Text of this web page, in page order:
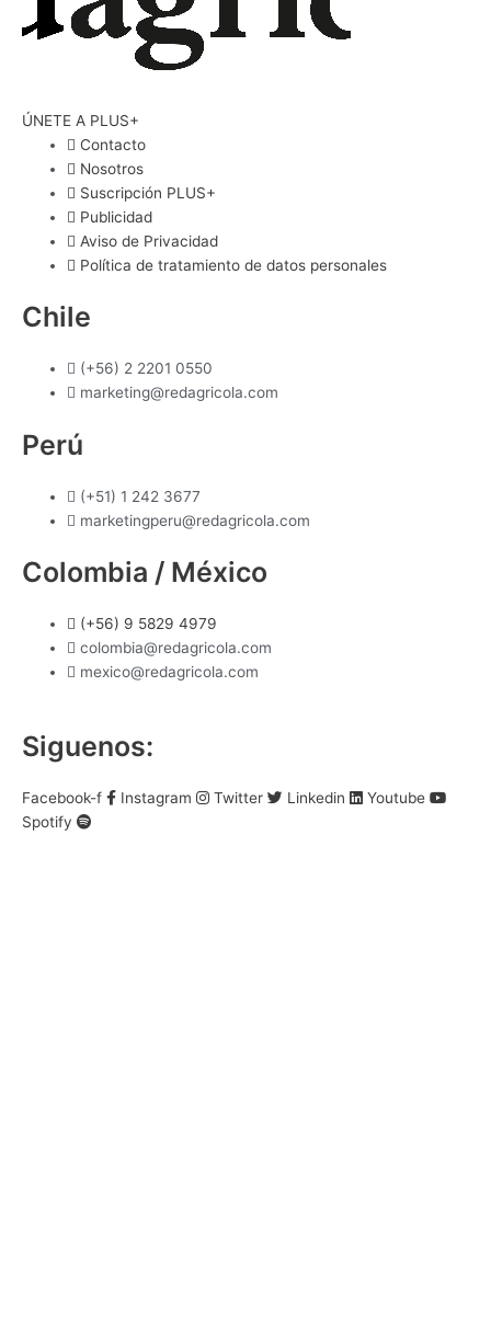
ÚNETE A PLUS+
Contacto
Nosotros
Suscripción PLUS+
Publicidad
Aviso de Privacidad
Política de tratamiento de datos personales
Chile
(+56) 2 2201 0550
marketing@redagricola.com
Perú
(+51) 1 242 3677
marketingperu@redagricola.com
Colombia / México
(+56) 9 5829 4979
colombia@redagricola.com
mexico@redagricola.com
Siguenos:
Facebook-f Instagram Twitter Linkedin
Youtube
Spotify